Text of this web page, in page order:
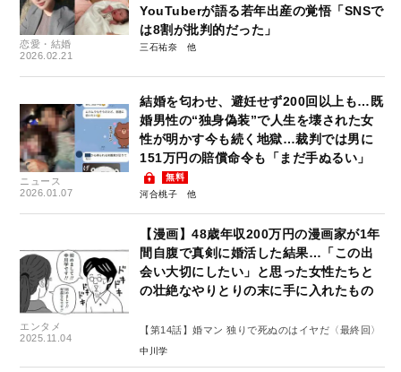
恋愛・結婚
2026.02.21
YouTuberが語る若年出産の覚悟「SNSで
は8割が批判的だった」
三石祐奈
ニュース
2026.01.07
結婚を匂わせ、避妊せず200回以上も…既
婚男性の“独身偽装”で人生を壊された女
性が明かす今も続く地獄…裁判では男に
151万円の賠償命令も「まだ手ぬるい」
無料
河合桃子
エンタメ
2025.11.04
【漫画】48歳年収200万円の漫画家が1年
間自腹で真剣に婚活した結果…「この出
会い大切にしたい」と思った女性たちと
の壮絶なやりとりの末に手に入れたもの
【第14話】婚マン 独りで死ぬのはイヤだ〈最終回〉
中川学